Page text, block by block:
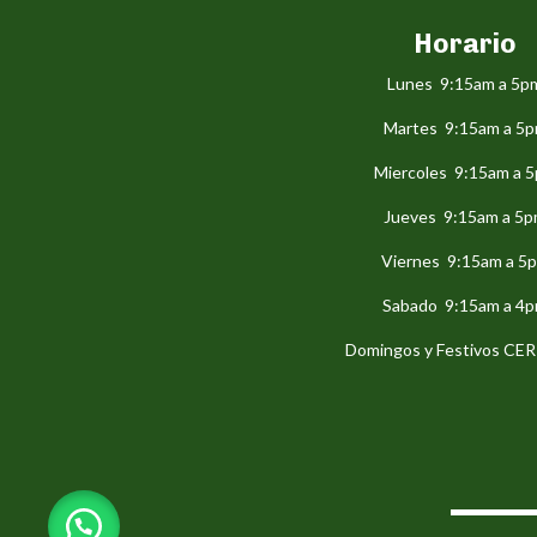
Horario
Lunes 9:15am a
Martes 9:15am a
Miercoles 9:15am a
Jueves 9:15am a
Viernes 9:15am a
Sabado 9:15am a
Domingos y Festivos